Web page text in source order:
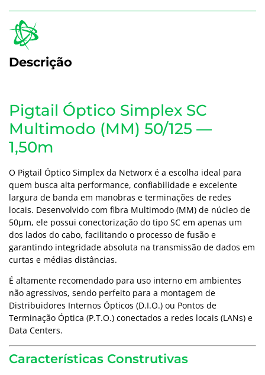
Descrição
Pigtail Óptico Simplex SC
Multimodo (MM) 50/125 —
1,50m
O Pigtail Óptico Simplex da Networx é a escolha ideal para
quem busca alta performance, confiabilidade e excelente
largura de banda em manobras e terminações de redes
locais. Desenvolvido com fibra Multimodo (MM) de núcleo de
50µm, ele possui conectorização do tipo SC em apenas um
dos lados do cabo, facilitando o processo de fusão e
garantindo integridade absoluta na transmissão de dados em
curtas e médias distâncias.
É altamente recomendado para uso interno em ambientes
não agressivos, sendo perfeito para a montagem de
Distribuidores Internos Ópticos (D.I.O.) ou Pontos de
Terminação Óptica (P.T.O.) conectados a redes locais (LANs) e
Data Centers.
Características Construtivas